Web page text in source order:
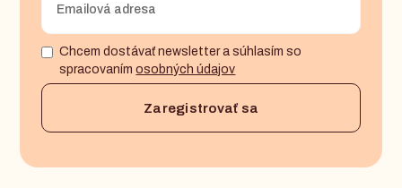
Chcem dostávať newsletter a súhlasím so
spracovanímosobných údajov